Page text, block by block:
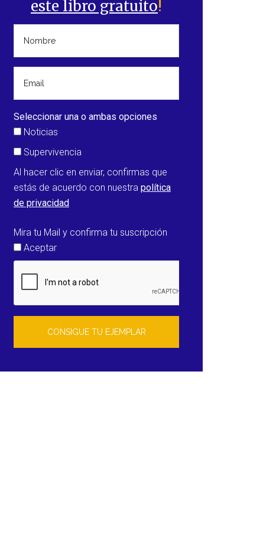
este libro gratuito!
Seleccionar una o ambas opciones
Noticias
Supervivencia
Al hacer clic en enviar, confirmas que
estás de acuerdo con nuestra política
de privacidad
Mira tu Mail y confirma tu suscripción
Aceptar